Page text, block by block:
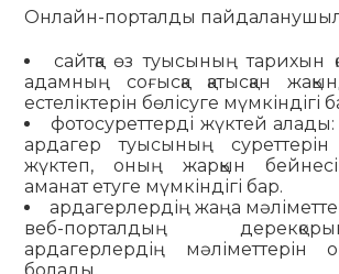
Онлайн-порталды
сайтқа өз туысының тарихын
адамның соғысқа қатысқан
естеліктерін бөлісуге мүмкіндігі
фотосуреттерді жүктей
ардагер туысының суреттерін
жүктеп, оның жарқын
аманат етуге мүмкіндігі бар.
ардагерлердің жаңа
веб-порталдың
ардагерлердің мәліметтерін